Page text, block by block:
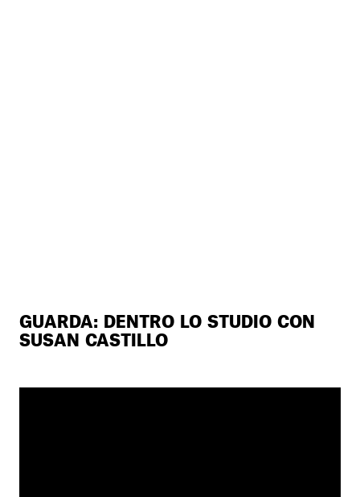
GUARDA: DENTRO LO STUDIO CON
SUSAN CASTILLO